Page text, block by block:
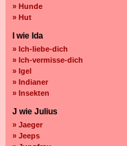
» Hunde
» Hut
I wie Ida
» Ich-liebe-dich
» Ich-vermisse-dich
» Igel
» Indianer
» Insekten
J wie Julius
» Jaeger
» Jeeps